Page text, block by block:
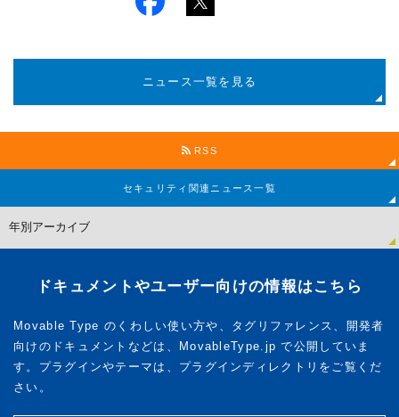
ニュース一覧を見る
RSS
セキュリティ関連 ニュース一覧
ドキュメントやユーザー向けの情報はこちら
Movable Type のくわしい使い方や、タグリファレンス、開発者
向けのドキュメントなどは、MovableType.jp で公開していま
す。プラグインやテーマは、プラグインディレクトリをご覧くだ
さい。